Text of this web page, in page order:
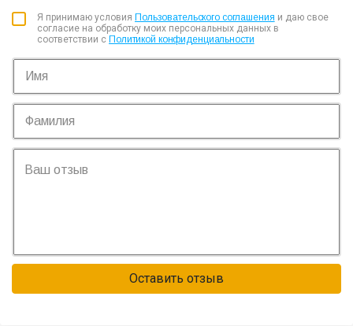
Я принимаю условия Пользовательского соглашения и даю свое
согласие на обработку моих персональных данных в
соответствии с Политикой конфиденциальности
Оставить отзыв